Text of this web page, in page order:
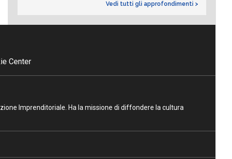
Vedi tutti gli approfondimenti >
Center
Imprenditoriale. Ha la missione di diffondere la cultura